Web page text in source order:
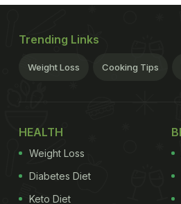
Trending Links
Weight Loss Cooking Tips
HEALTH
Weight Loss
Diabetes Diet
Keto Diet